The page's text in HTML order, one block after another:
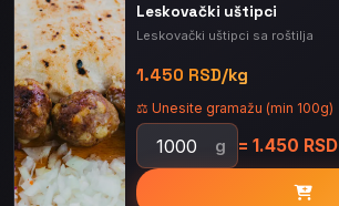
Leskovački uštipci
Leskovački uštipci sa roštilja
1.450 RSD/kg
⚖️ Unesite gramažu (min 100g)
g = 1.450 RSD